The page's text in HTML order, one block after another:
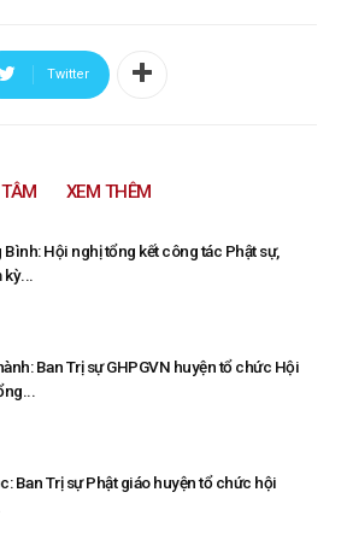
Twitter
XEM THÊM
Bình: Hội nghị tổng kết công tác Phật sự,
kỳ...
Ban Trị sự GHPGVN huyện tổ chức Hội
Ban Trị sự Phật giáo huyện tổ chức hội